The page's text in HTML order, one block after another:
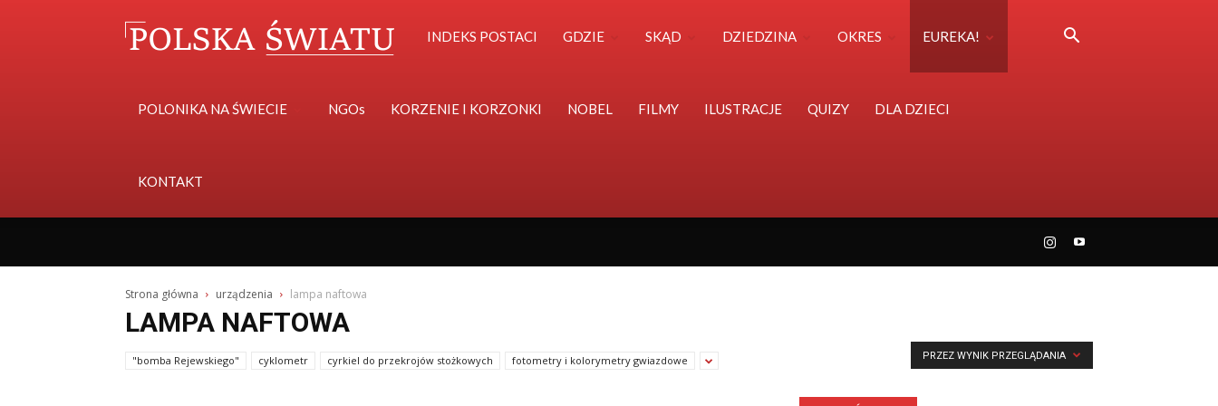
Polska
Światu
INDEKS POSTACI GDZIE SKĄD DZIEDZINA OKRES EUREKA!
POLONIKA NA ŚWIECIE NGOs KORZENIE I KORZONKI NOBEL FILMY ILUSTRACJE QUIZY DLA DZIECI
KONTAKT
Strona główna urządzenia lampa naftowa
LAMPA NAFTOWA
"bomba Rejewskiego" cyklometr cyrkiel do przekrojów stożkowych fotometry i kolorymetry gwiazdowe PRZEZ WYNIK PRZEGLĄDANIA